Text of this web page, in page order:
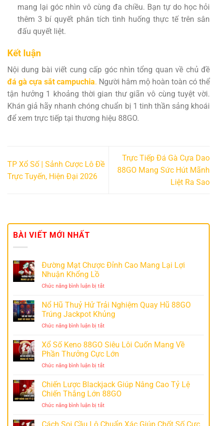
mang lại góc nhìn vô cùng đa chiều. Bạn tự do học hỏi
thêm 3 bí quyết phân tích tình huống thực tế trên sân
đấu quyết liệt.
Kết luận
Nội dung bài viết cung cấp góc nhìn tổng quan về chủ đề
đá gà cựa sắt campuchia. Người hâm mộ hoàn toàn có thể
tận hưởng 1 khoảng thời gian thư giãn vô cùng tuyệt vời.
Khán giả hãy nhanh chóng chuẩn bị 1 tinh thần sảng khoái
để xem trực tiếp tại thương hiệu 88GO.
TP Xổ Số | Sảnh Cược Lô Đề
Trực Tuyến, Hiện Đại 2026
Trực Tiếp Đá Gà Cựa Dao
88GO Mang Sức Hút Mãnh
Liệt Ra Sao
BÀI VIẾT MỚI NHẤT
Đường Mạt Chược Đỉnh Cao Mang Lại Lợi
Nhuận Khổng Lồ
Chức năng bình luận bị tắt
Mạt
Chược
Đỉnh
Lại
Lợi
Nổ Hũ Thuỷ Hử Trải Nghiệm Quay Hũ 88GO
Trúng Jackpot Khủng
Chức năng bình luận bị tắt
Hũ
Thuỷ
Hử
Quay
Hũ
Xổ Số Keno 88GO Siêu Lôi Cuốn Mang Về
Phần Thưởng Cực Lớn
Chức năng bình luận bị tắt
Số
Keno
88GO
Cuốn
Chiến Lược Blackjack Giúp Nâng Cao Tỷ Lệ
Chiến Thắng Lớn 88GO
Chức năng bình luận bị tắt
Lược